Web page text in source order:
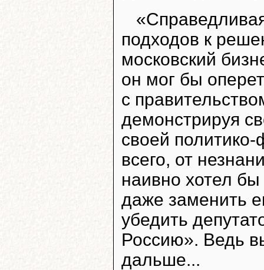
подходов к
московский
он мог бы
с
демонстрируя
своей
всего, от
наивно хотел
даже заменить
убедить
Россию». Ведь
дальше...